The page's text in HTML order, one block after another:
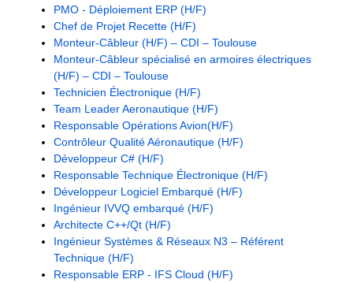
PMO - Déploiement ERP (H/F)
Chef de Projet Recette (H/F)
Monteur-Câbleur (H/F) – CDI – Toulouse
Monteur-Câbleur spécialisé en armoires électriques
(H/F) – CDI – Toulouse
Technicien Électronique (H/F)
Team Leader Aeronautique (H/F)
Responsable Opérations Avion(H/F)
Contrôleur Qualité Aéronautique (H/F)
Développeur C# (H/F)
Responsable Technique Électronique (H/F)
Développeur Logiciel Embarqué (H/F)
Ingénieur IVVQ embarqué (H/F)
Architecte C++/Qt (H/F)
Ingénieur Systèmes & Réseaux N3 – Référent
Technique (H/F)
Responsable ERP - IFS Cloud (H/F)